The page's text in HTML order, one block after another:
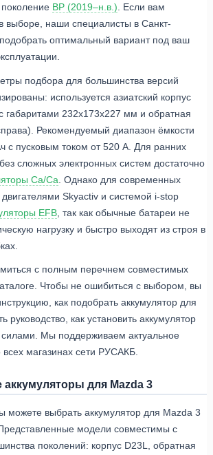
BP (2019–н.в.) . Если вам
выборе, наши специалисты в Санкт-
оптимальный вариант под ваш
подбора для большинства версий
используется азиатский корпус
габаритами 232x173x227 мм и обратная
Рекомендуемый диапазон ёмкости
с пусковым током от 520 А. Для ранних
сложных электронных систем достаточно
Ca/Ca . Однако для современных
Skyactiv и системой i-stop
EFB , так как обычные батареи не
нагрузку и быстро выходят из строя в
с полным перечнем совместимых
Чтобы не ошибиться с выбором, вы
как подобрать аккумулятор для
руководство, как установить аккумулятор
Мы поддерживаем актуальное
всех магазинах сети РУСАКБ.
для Mazda 3
можете выбрать аккумулятор для Mazda 3
модели совместимы с
поколений: корпус D23L, обратная